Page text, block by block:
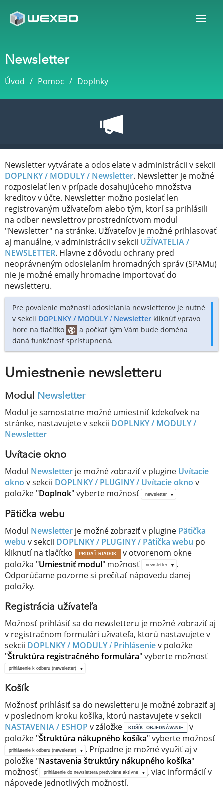
Newsletter
Úvod Pomoc Doplnky
Newsletter vytvárate a odosielate v administrácii v sekcii
DOPLNKY / MODULY / Newsletter. Newsletter je možné
rozposielať len v prípade dosahujúceho množstva
kreditov v účte. Newsletter možno posielať len
registrovaným užívateľom alebo tým, ktorí sa prihlásili
na odber newslettrov prostredníctvom modul
"Newsletter" na stránke. Užívateľov je možné prihlasovať
aj manuálne, v administrácii v sekcii UŽÍVATELIA /
NEWSLETTER. Hlavne z dôvodu ochrany pred
neoprávneným odosielaním hromadných správ (SPAMu)
nie je možné emaily hromadne importovať do
newsletteru.
Pre povolenie možnosti odosielania newsletterov je nutné
v sekcii DOPLNKY / MODULY / Newsletter kliknúť vpravo
hore na tlačítko
a počkať kým Vám bude doména
daná funkčnosť sprístupnená.
Umiestnenie newsletteru
Modul Newsletter
Modul je samostatne možné umiestniť kdekoľvek na
stránke, nastavujete v sekcii DOPLNKY / MODULY /
Newsletter
Uvítacie okno
Modul Newsletter je možné zobraziť v plugine Uvítacie
okno v sekcii DOPLNKY / PLUGINY / Uvítacie okno v
položke "Doplnok" vyberte možnosť newsletter
Pätička webu
Modul Newsletter je možné zobraziť v plugine Pätička
webu v sekcii DOPLNKY / PLUGINY / Pätička webu po
kliknutí na tlačítko
PRIDAŤ RIADOK
v otvorenom okne
položka "Umiestniť modul" možnosť newsletter
.
Odporúčame pozorne si prečítať nápovedu danej
položky.
Registrácia užívateľa
Možnosť prihlásiť sa do newsletteru je možné zobraziť aj
v registračnom formulári užívateľa, ktorú nastavujete v
sekcii DOPLNKY / MODULY / Prihláseniev položke
"Štruktúra registračného formulára" vyberte možnosť
prihlásenie k odberu (newsletter)
Košík
Možnosť prihlásiť sa do newsletteru je možné zobraziť aj
v poslednom kroku košíka, ktorú nastavujete v sekcii
NASTAVENIA / ESHOP v záložke KOŠÍK, OBJEDNÁVANIE
v
položke "Štruktúra nákupného košíka" vyberte možnosť
prihlásenie k odberu (newsletter)
. Prípadne je možné využiť aj v
položke "Nastavenia štruktúry nákupného košíka"
možnosť
prihlásenie do newslettera predvolene aktívne
, viac informácií v
nápovede jednotlivých možností.